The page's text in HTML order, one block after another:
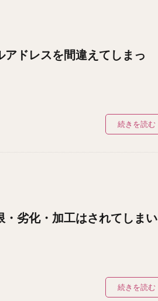
ドレスを間違えてしまっ
続きを読む
劣化・加工はされてしまい
続きを読む